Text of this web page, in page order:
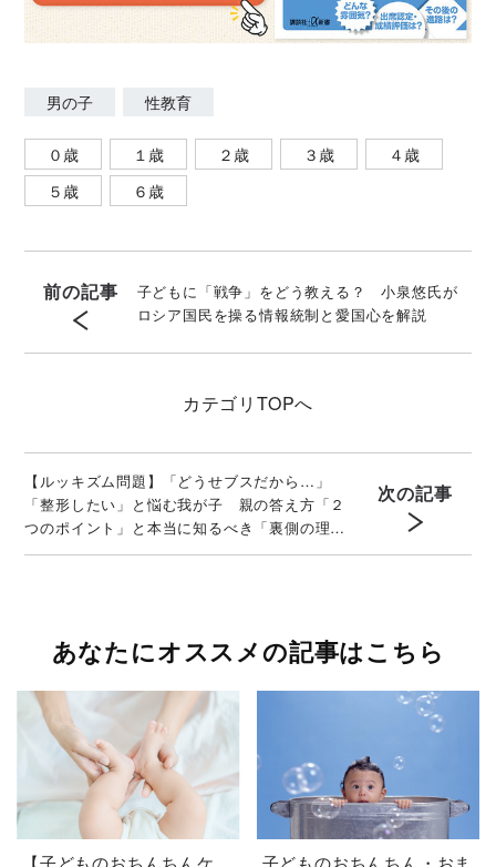
男の子 性教育
０歳 １歳 ２歳 ３歳
４歳
５歳
６歳
前の記事
子どもに「戦争」をどう教える？ 小泉悠氏が
ロシア国民を操る情報統制と愛国心を解説
カテゴリ TOPへ
【ルッキズム問題】「どうせブスだから…」
「整形したい」と悩む我が子 親の答え方「２
つのポイント」と本当に知るべき「裏側の理
由」
次の記事
あなたにオススメの記事はこちら